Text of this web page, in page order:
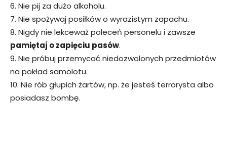
6. Nie pij za dużo alkoholu.
7. Nie spożywaj posiłków o wyrazistym zapachu.
8. Nigdy nie lekceważ poleceń personelu i zawsze
pamiętaj o zapięciu pasów.
9. Nie próbuj przemycać niedozwolonych przedmiotów
na pokład samolotu.
10. Nie rób głupich żartów, np. że jesteś terrorysta albo
posiadasz bombę.